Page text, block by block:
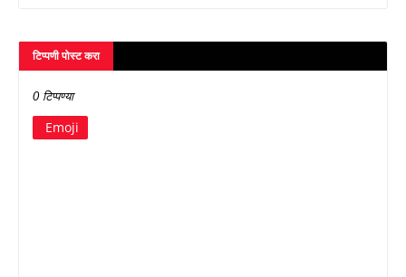
टिप्पणी पोस्ट करा
0 टिप्पण्या
Emoji